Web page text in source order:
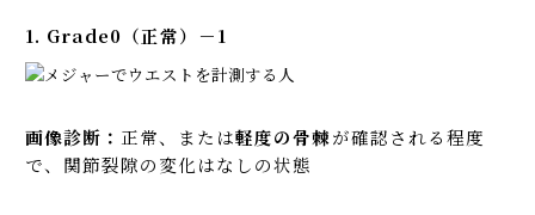
1. Grade0（正常）－1
画像診断： 正常、または軽度の骨棘が確認される程度
で、関節裂隙の変化はなしの状態